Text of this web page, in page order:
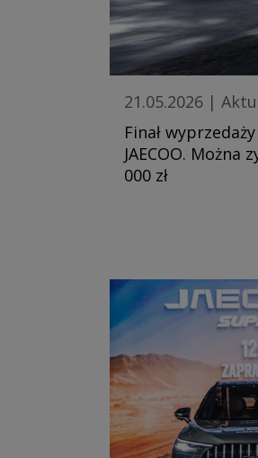
21.05.2026 |
Finał
JAECOO. Można
000 zł